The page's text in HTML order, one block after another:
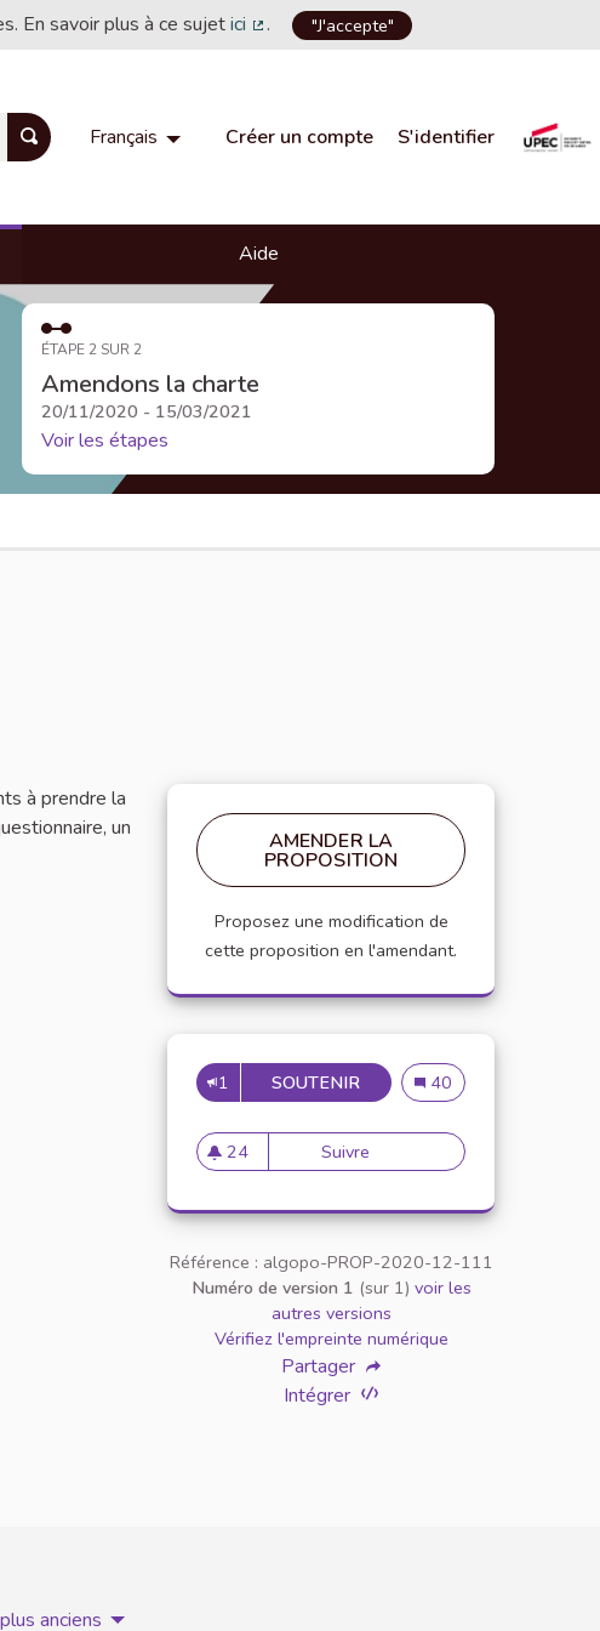
En savoir plus à ce sujetici
(Lien externe)
. "J'accepte"
Français Choisir la langueChoose language
Créer un compte S'identifier
Aide
ÉTAPE 2 SUR 2
Amendons la charte
20/11/2020 - 15/03/2021
Voir les étapes
à prendre la
un
AMENDER LA
PROPOSITION
Proposez une modification de
cette proposition en l'amendant.
1 SOUTENIR MISE À DISPOSITION
Mise à disposition
40
24
24 abonnés
Suivre Mise à disposition d'outils
Référence : algopo-PROP-2020-12-111
Numéro de version 1 (sur 1) voir les
autres versions
Vérifiez l'empreinte numérique
Partager
Intégrer
anciens